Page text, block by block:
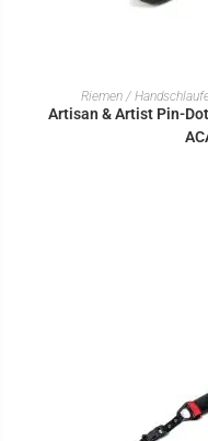
IN
Riemen /
Artisan & Artist Pin-